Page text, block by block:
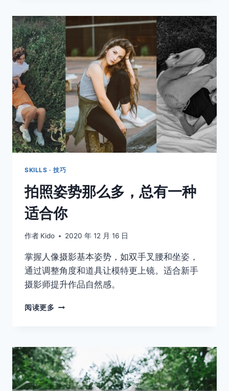
相
机，
然
后
忘
了
相
机
SKILLS · 技巧
拍照姿势那么多，总有一种
适合你
作者 Kido 2020 年 12 月 16 日
掌握人像摄影基本姿势，如双手叉腰和坐姿，
通过调整角度和道具让模特更上镜。适合新手
摄影师提升作品自然感。
阅读更多
那
么
多，
总